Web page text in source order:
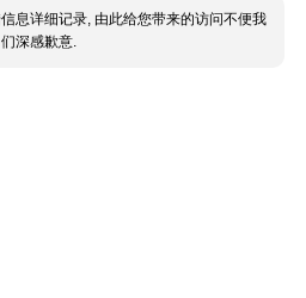
息详细记录, 由此给您带来的访问不便我
们深感歉意.